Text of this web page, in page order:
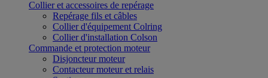
Collier et accessoires de repérage
Repérage fils et câbles
Collier d'équipement Colring
Collier d'installation Colson
Commande et protection moteur
Disjoncteur moteur
Contacteur moteur et relais